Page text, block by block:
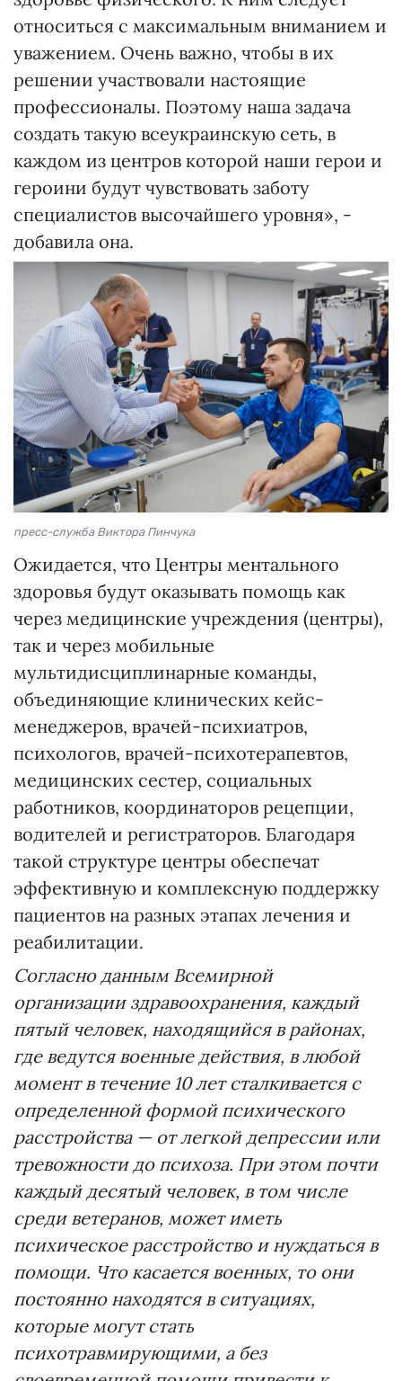
относиться с максимальным вниманием и
уважением. Очень важно, чтобы в их
решении участвовали настоящие
профессионалы. Поэтому наша задача
создать такую всеукраинскую сеть, в
каждом из центров которой наши герои и
героини будут чувствовать заботу
специалистов высочайшего уровня», -
добавила она.
пресс-служба Виктора Пинчука
Ожидается, что Центры ментального
здоровья будут оказывать помощь как
через медицинские учреждения (центры),
так и через мобильные
мультидисциплинарные команды,
объединяющие клинических кейс-
менеджеров, врачей-психиатров,
психологов, врачей-психотерапевтов,
медицинских сестер, социальных
работников, координаторов рецепции,
водителей и регистраторов. Благодаря
такой структуре центры обеспечат
эффективную и комплексную поддержку
пациентов на разных этапах лечения и
реабилитации.
Согласно данным Всемирной
организации здравоохранения, каждый
пятый человек, находящийся в районах,
где ведутся военные действия, в любой
момент в течение 10 лет сталкивается с
определенной формой психического
расстройства — от легкой депрессии или
тревожности до психоза. При этом почти
каждый десятый человек, в том числе
среди ветеранов, может иметь
психическое расстройство и нуждаться в
помощи. Что касается военных, то они
постоянно находятся в ситуациях,
которые могут стать
психотравмирующими, а без